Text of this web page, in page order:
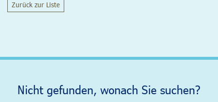
Zurück zur Liste
Nicht gefunden, wonach Sie suchen?